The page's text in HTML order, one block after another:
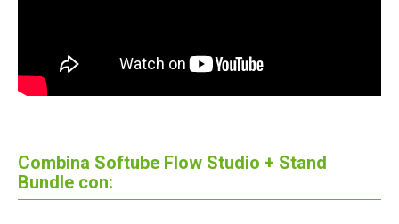
Combina Softube Flow Studio + Stand
Bundle con: